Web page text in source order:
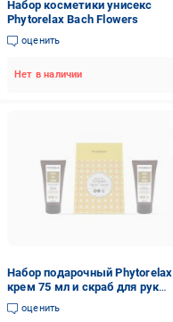
Набор косметики унисекс
Phytorelax Bach Flowers
оценить
Нет в наличии
Набор подарочный Phytorelax
крем 75 мл и скраб для рук
орган 75 мл
оценить